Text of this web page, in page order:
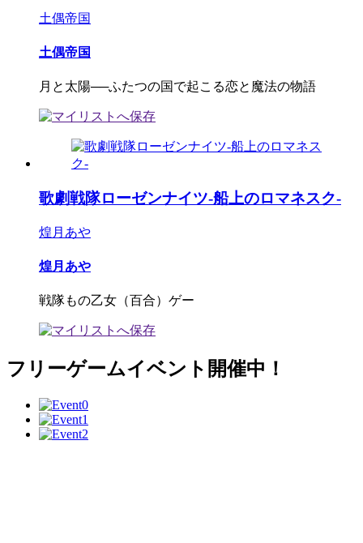
土偶帝国
土偶帝国
月と太陽──ふたつの国で起こる恋と魔法の物語
歌劇戦隊ローゼンナイツ-船上のロマネスク-
煌月あや
煌月あや
戦隊もの乙女（百合）ゲー
フリーゲームイベント開催中！